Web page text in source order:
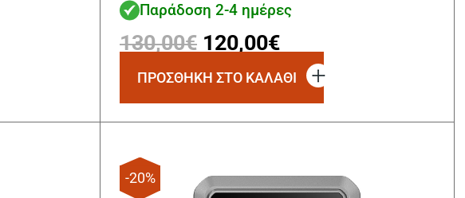
Παράδοση 2-4 ημέρες
130,00€ Original
price
was:
130,00€.
120,00€Η
τρέχουσα
τιμή
είναι:
ΠΡΟΣΘΗΚΗ ΣΤΟ ΚΑΛΑΘΙ
-20%